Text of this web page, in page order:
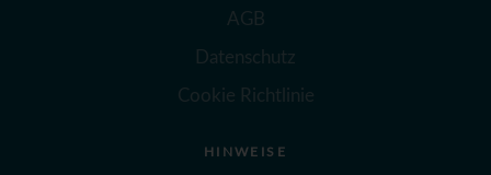
AGB
Datenschutz
Cookie Richtlinie
HINWEISE